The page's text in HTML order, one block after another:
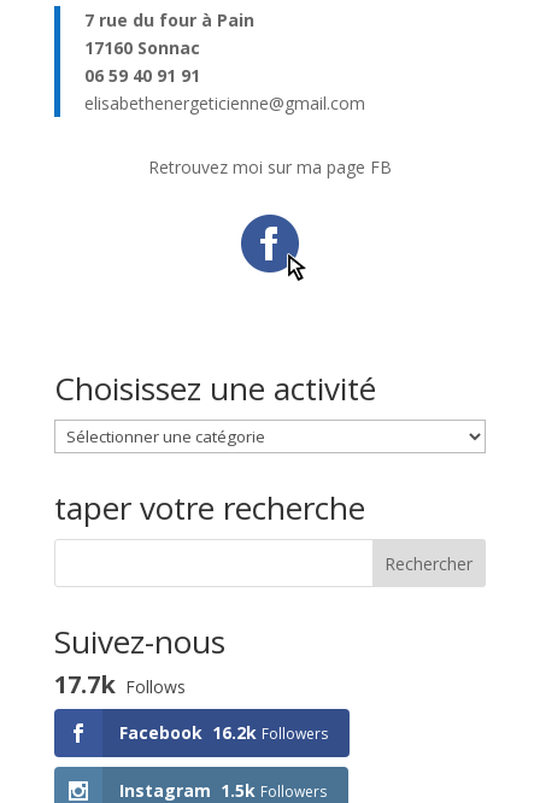
7 rue du four à Pain
17160 Sonnac
06 59 40 91 91
elisabethenergeticienne@gmail.com
Retrouvez moi sur ma page FB
Choisissez une activité
Choisissez
une
taper votre recherche
Suivez-nous
17.7k Follows
Facebook 16.2k Followers
Instagram 1.5k Followers